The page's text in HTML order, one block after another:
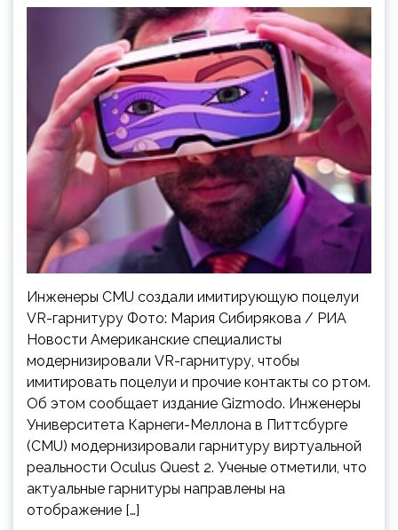
Инженеры CMU создали имитирующую поцелуи
VR-гарнитуру Фото: Мария Сибирякова / РИА
Новости Американские специалисты
модернизировали VR-гарнитуру, чтобы
имитировать поцелуи и прочие контакты со ртом.
Об этом сообщает издание Gizmodo. Инженеры
Университета Карнеги-Меллона в Питтсбурге
(CMU) модернизировали гарнитуру виртуальной
реальности Oculus Quest 2. Ученые отметили, что
актуальные гарнитуры направлены на
отображение […]